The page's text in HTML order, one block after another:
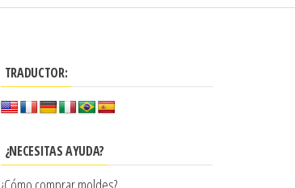
TRADUCTOR:
¿NECESITAS AYUDA?